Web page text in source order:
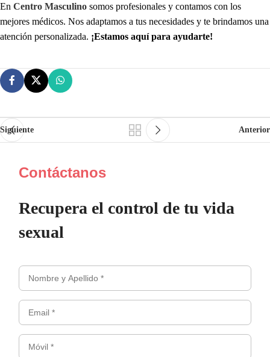
En Centro Masculino somos profesionales y contamos con los
mejores médicos. Nos adaptamos a tus necesidades y te brindamos una
atención personalizada. ¡Estamos aquí para ayudarte!
Siguiente Anterior
Contáctanos
Recupera el control de tu vida
sexual
Nombre
y
apellidos
*
(Obligatorio)
*
(Obligatorio)